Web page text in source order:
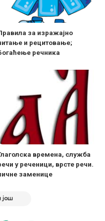
за изражајно
и рецитовање;
речника
времена, служба
у реченици, врсте речи.
заменице
још